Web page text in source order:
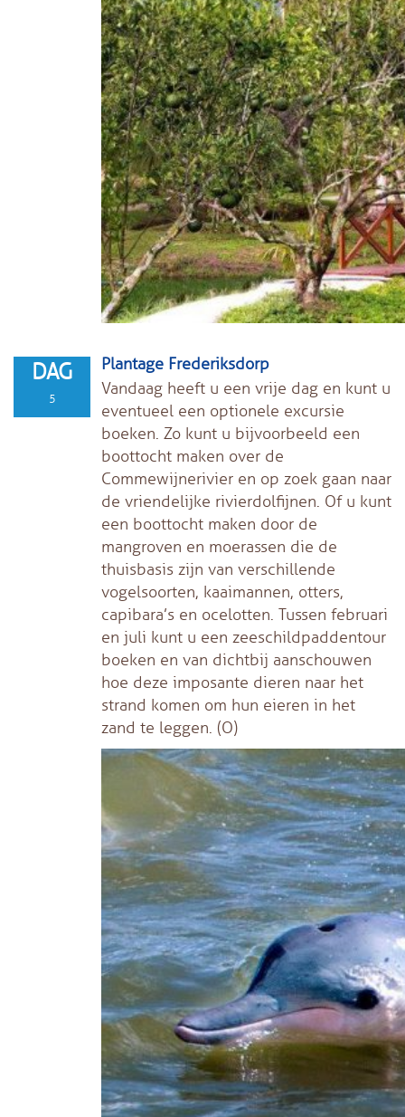
DAG
5
Plantage Frederiksdorp
Vandaag heeft u een vrije dag en kunt u
eventueel een optionele excursie
boeken. Zo kunt u bijvoorbeeld een
boottocht maken over de
Commewijnerivier en op zoek gaan naar
de vriendelijke rivierdolfijnen. Of u kunt
een boottocht maken door de
mangroven en moerassen die de
thuisbasis zijn van verschillende
vogelsoorten, kaaimannen, otters,
capibara’s en ocelotten. Tussen februari
en juli kunt u een zeeschildpaddentour
boeken en van dichtbij aanschouwen
hoe deze imposante dieren naar het
strand komen om hun eieren in het
zand te leggen. (O)